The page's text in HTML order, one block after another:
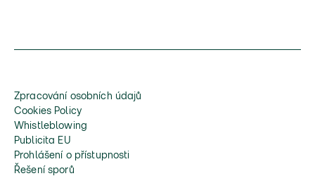
Zpracování osobních údajů
Cookies Policy
Whistleblowing
Publicita EU
Prohlášení o přístupnosti
Řešení sporů